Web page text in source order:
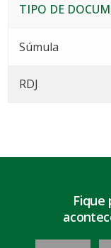
TIPO DE
Súmula
RDJ
Fique